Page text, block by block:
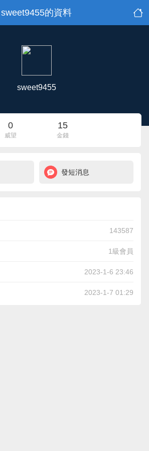
sweet9455的資料
sweet9455
0
威望
15
金錢
發短消息
143587
1級會員
2023-1-6 23:46
2023-1-7 01:29